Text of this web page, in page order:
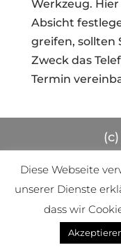
Werkzeug. Hier
Absicht
greifen, sollten
Zweck das
Termin
Diese Webseite
unserer Dienste
dass wir